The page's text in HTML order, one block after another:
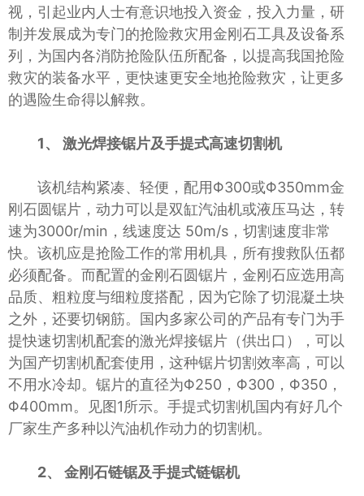
视，引起业内人士有意识地投入资金，投入力量，研
制并发展成为专门的抢险救灾用金刚石工具及设备系
列，为国内各消防抢险队伍所配备，以提高我国抢险
救灾的装备水平，更快速更安全地抢险救灾，让更多
的遇险生命得以解救。
1、 激光焊接锯片及手提式高速切割机
该机结构紧凑、轻便，配用Φ300或Φ350mm金
刚石圆锯片，动力可以是双缸汽油机或液压马达，转
速为3000r/min，线速度达 50m/s，切割速度非常
快。该机应是抢险工作的常用机具，所有搜救队伍都
必须配备。而配置的金刚石圆锯片，金刚石应选用高
品质、粗粒度与细粒度搭配，因为它除了切混凝土块
之外，还要切钢筋。国内多家公司的产品有专门为手
提快速切割机配套的激光焊接锯片（供出口），可以
为国产切割机配套使用，这种锯片切割效率高，可以
不用水冷却。锯片的直径为Φ250，Φ300，Φ350，
Φ400mm。见图1所示。手提式切割机国内有好几个
厂家生产多种以汽油机作动力的切割机。
2、 金刚石链锯及手提式链锯机